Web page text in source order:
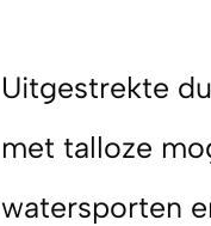
Uitgestrekte
met talloze
watersporten